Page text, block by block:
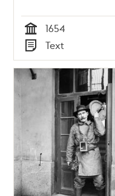
Tid
1654
Typ
Text